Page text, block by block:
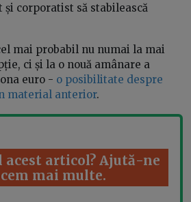
corporatist să stabilească
mai probabil nu numai la mai
ci și la o nouă amânare a
euro - o posibilitate despre
material anterior.
articol? Ajută-ne
mai multe.